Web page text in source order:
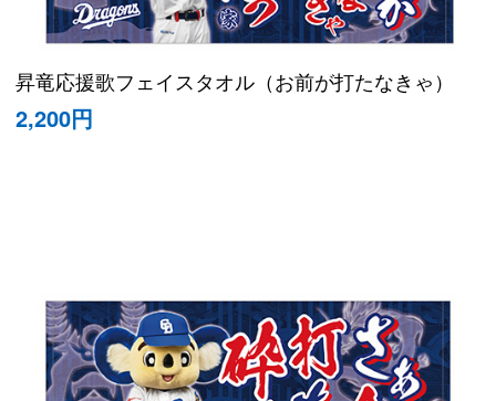
昇竜応援歌フェイスタオル（お前が打たなきゃ）
2,200円